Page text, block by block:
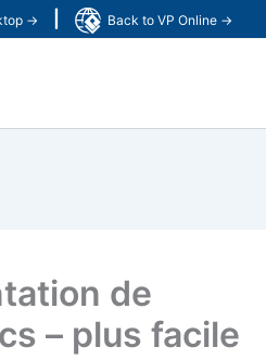
→ Back to VP Online →
de
– plus facile